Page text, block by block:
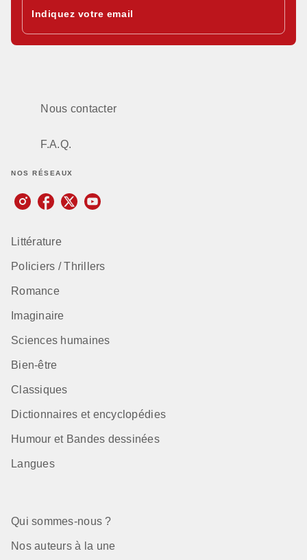
Indiquez votre email
Nous contacter
F.A.Q.
NOS RÉSEAUX
Littérature
Policiers / Thrillers
Romance
Imaginaire
Sciences humaines
Bien-être
Classiques
Dictionnaires et encyclopédies
Humour et Bandes dessinées
Langues
Qui sommes-nous ?
Nos auteurs à la une